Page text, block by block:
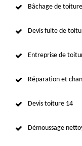
Bâchage de
Devis fuite de
Entreprise de
Réparation et
Devis toiture 14
Démoussage